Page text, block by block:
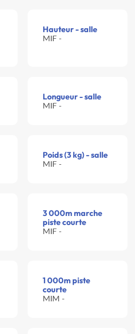
Hauteur - salle
MIF -
Longueur - salle
MIF -
Poids (3 kg) - salle
MIF -
3 000m marche
piste courte
MIF -
1 000m piste
courte
MIM -